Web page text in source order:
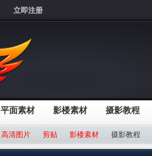
立即注册
平面素材 影楼素材 摄影教程
高清图片 剪贴 影楼素材 摄影教程